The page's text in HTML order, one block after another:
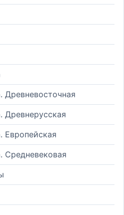
Древневосточная
Древнерусская
Европейская
Средневековая